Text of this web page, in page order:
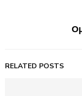
RELATED POSTS